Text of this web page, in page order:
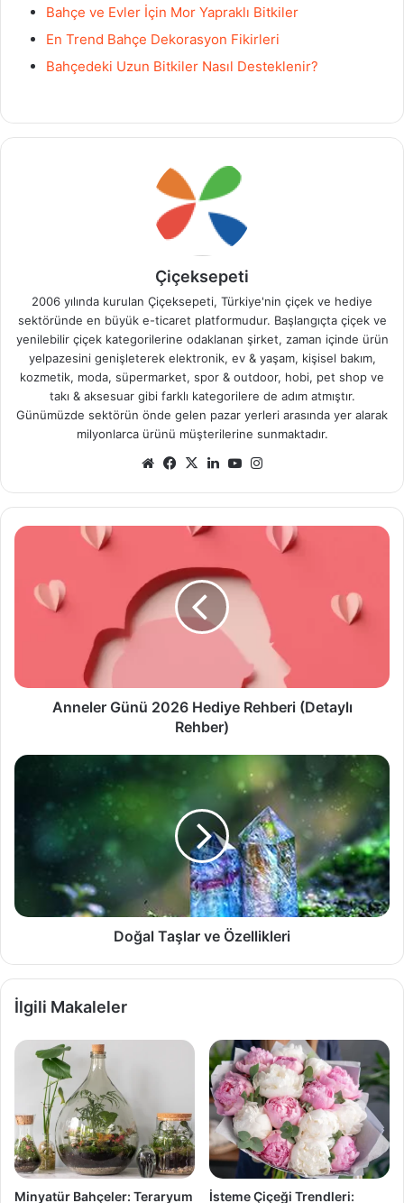
Bahçe ve Evler İçin Mor Yapraklı Bitkiler
En Trend Bahçe Dekorasyon Fikirleri
Bahçedeki Uzun Bitkiler Nasıl Desteklenir?
Çiçeksepeti
2006 yılında kurulan Çiçeksepeti, Türkiye'nin çiçek ve hediye
sektöründe en büyük e-ticaret platformudur. Başlangıçta çiçek ve
yenilebilir çiçek kategorilerine odaklanan şirket, zaman içinde ürün
yelpazesini genişleterek elektronik, ev & yaşam, kişisel bakım,
kozmetik, moda, süpermarket, spor & outdoor, hobi, pet shop ve
takı & aksesuar gibi farklı kategorilere de adım atmıştır.
Günümüzde sektörün önde gelen pazar yerleri arasında yer alarak
milyonlarca ürünü müşterilerine sunmaktadır.
Web Facebook
X LinkedInYouTube
Anneler
Hediye
Rehberi
Anneler Günü 2026 Hediye Rehberi (Detaylı
Rehber)
Doğal
Özellikleri
Doğal Taşlar ve Özellikleri
İlgili Makaleler
Minyatür Bahçeler: Teraryum İsteme Çiçeği Trendleri: